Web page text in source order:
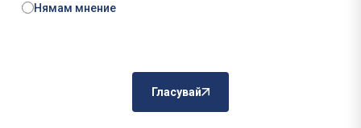
Нямам мнение
Гласувай